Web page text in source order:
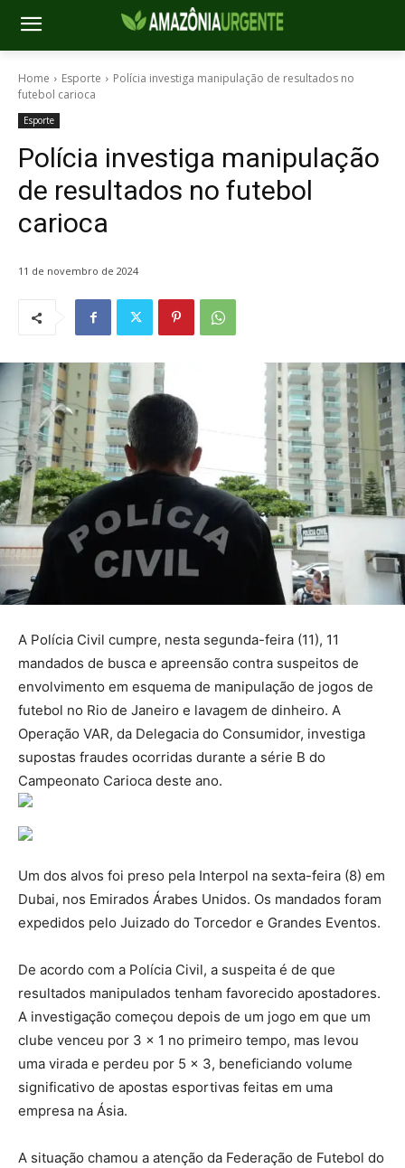
Home Esporte
Polícia investiga manipulação de resultados no
futebol carioca
Esporte
Polícia investiga manipulação
de resultados no futebol
carioca
11 de novembro de 2024
A Polícia Civil cumpre, nesta segunda-feira (11), 11
mandados de busca e apreensão contra suspeitos de
envolvimento em esquema de manipulação de jogos de
futebol no Rio de Janeiro e lavagem de dinheiro. A
Operação VAR, da Delegacia do Consumidor, investiga
supostas fraudes ocorridas durante a série B do
Campeonato Carioca deste ano.
Um dos alvos foi preso pela Interpol na sexta-feira (8) em
Dubai, nos Emirados Árabes Unidos. Os mandados foram
expedidos pelo Juizado do Torcedor e Grandes Eventos.
De acordo com a Polícia Civil, a suspeita é de que
resultados manipulados tenham favorecido apostadores.
A investigação começou depois de um jogo em que um
clube venceu por 3 x 1 no primeiro tempo, mas levou
uma virada e perdeu por 5 x 3, beneficiando volume
significativo de apostas esportivas feitas em uma
empresa na Ásia.
A situação chamou a atenção da Federação de Futebol do